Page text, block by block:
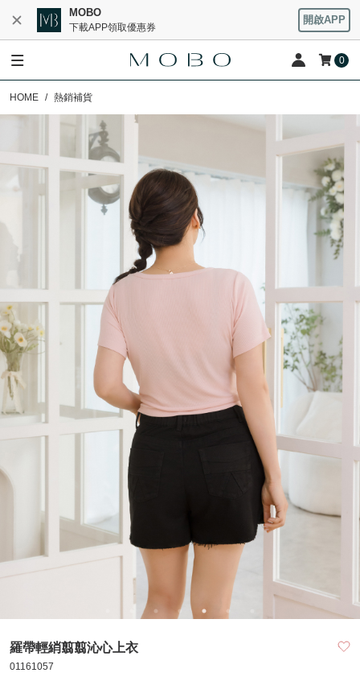
MOBO
下載APP領取優惠券
開啟APP
0
HOME 熱銷補貨
羅帶輕綃翦翦沁心上衣
01161057